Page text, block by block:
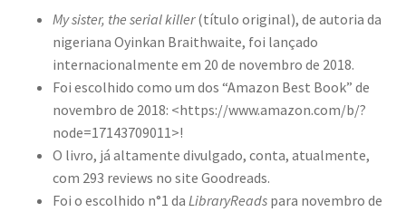
My sister, the serial killer(título original), de autoria da
nigeriana Oyinkan Braithwaite, foi lançado
internacionalmente em 20 de novembro de 2018.
Foi escolhido como um dos “Amazon Best Book” de
novembro de 2018: <https://www.amazon.com/b/?
node=17143709011>!
O livro, já altamente divulgado, conta, atualmente,
com 293 reviews no site Goodreads.
Foi o escolhido n°1 da LibraryReads para novembro de